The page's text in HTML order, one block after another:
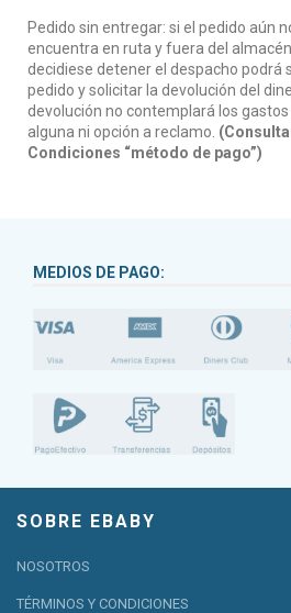
Pedido sin entregar: si el pedido aún
encuentra en ruta y fuera del
decidiese detener el despacho podrá
pedido y solicitar la devolución del
devolución no contemplará los
alguna ni opción a reclamo.
Condiciones “método de pago”)
MEDIOS DE PAGO:
SOBRE EBABY
NOSOTROS
TÉRMINOS Y CONDICIONES